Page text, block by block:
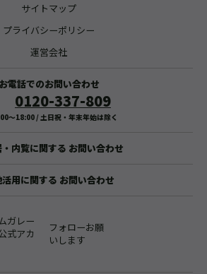
サイトマップ
プライバシーポリシー
運営会社
お電話でのお問い合わせ
0120-337-809
〜18:00 / 土日祝・年末年始は除く
・内覧に関する お問い合わせ
活用に関する お問い合わせ
ガレー
式アカ
フォローお願
いします